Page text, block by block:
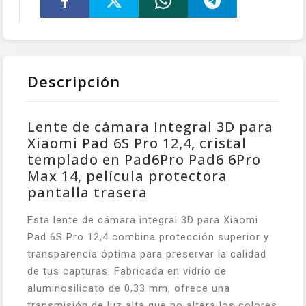
Descripción
Lente de cámara Integral 3D para
Xiaomi Pad 6S Pro 12,4, cristal
templado en Pad6Pro Pad6 6Pro
Max 14, película protectora
pantalla trasera
Esta lente de cámara integral 3D para Xiaomi
Pad 6S Pro 12,4 combina protección superior y
transparencia óptima para preservar la calidad
de tus capturas. Fabricada en vidrio de
aluminosilicato de 0,33 mm, ofrece una